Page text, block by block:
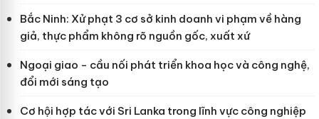
Bắc Ninh: Xử phạt 3 cơ sở kinh doanh vi phạm về hàng
giả, thực phẩm không rõ nguồn gốc, xuất xứ
Ngoại giao - cầu nối phát triển khoa học và công nghệ,
đổi mới sáng tạo
Cơ hội hợp tác với Sri Lanka trong lĩnh vực công nghiệp